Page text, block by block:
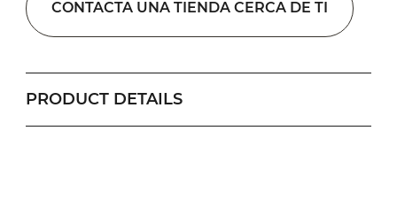
CONTACTA UNA TIENDA CERCA DE TI
PRODUCT DETAILS